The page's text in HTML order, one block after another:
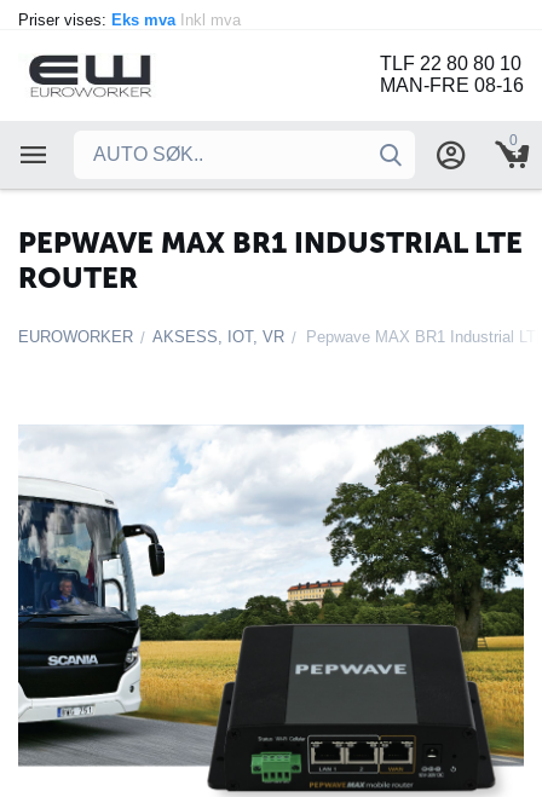
Priser vises: Eks mva Inkl mva
TLF 22 80 80 10
MAN-FRE 08-16
0
PEPWAVE MAX BR1 INDUSTRIAL LTE
ROUTER
EUROWORKER / AKSESS, IOT, VR / Pepwave MAX BR1 Industrial